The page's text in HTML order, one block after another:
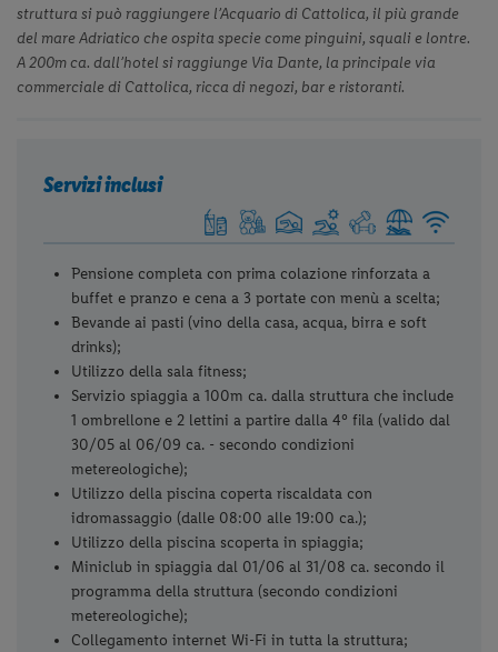
struttura si può raggiungere l’Acquario di Cattolica, il più grande
del mare Adriatico che ospita specie come pinguini, squali e lontre.
A 200m ca. dall’hotel si raggiunge Via Dante, la principale via
commerciale di Cattolica, ricca di negozi, bar e ristoranti.
Servizi inclusi
Pensione completa con prima colazione rinforzata a
buffet e pranzo e cena a 3 portate con menù a scelta;
Bevande ai pasti (vino della casa, acqua, birra e soft
drinks);
Utilizzo della sala fitness;
Servizio spiaggia a 100m ca. dalla struttura che include
1 ombrellone e 2 lettini a partire dalla 4° fila (valido dal
30/05 al 06/09 ca. - secondo condizioni
metereologiche);
Utilizzo della piscina coperta riscaldata con
idromassaggio (dalle 08:00 alle 19:00 ca.);
Utilizzo della piscina scoperta in spiaggia;
Miniclub in spiaggia dal 01/06 al 31/08 ca. secondo il
programma della struttura (secondo condizioni
metereologiche);
Collegamento internet Wi-Fi in tutta la struttura;